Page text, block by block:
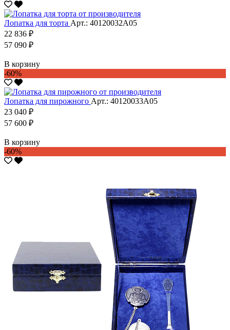
Лопатка для торта Арт.: 40120032А05
22 836 ₽
57 090 ₽
В корзину
-60%
Лопатка для пирожного Арт.: 40120033А05
23 040 ₽
57 600 ₽
В корзину
-60%